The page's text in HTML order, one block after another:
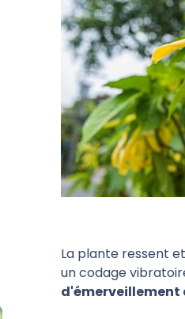
La plante ressent
un codage
d'émerveillement